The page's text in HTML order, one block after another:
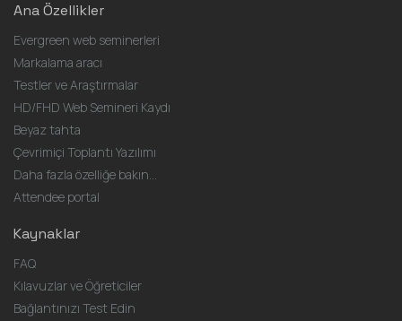
Ana Özellikler
Evergreen web seminerleri
Markalama aracı
Testler ve Araştırmalar
HD/FHD Web Semineri Kaydı
Beyaz tahta
Çevrimiçi Toplantı Yazılımı
Daha fazla özelliğe bakın...
Attendee portal
Kaynaklar
FAQ
Kılavuzlar ve Öğreticiler
Bağlantınızı Test Edin